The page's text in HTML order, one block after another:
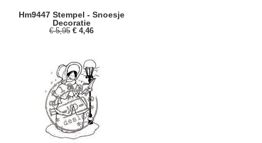
Hm9447 Stempel - Snoesje
Decoratie
€ 5,95 € 4,46